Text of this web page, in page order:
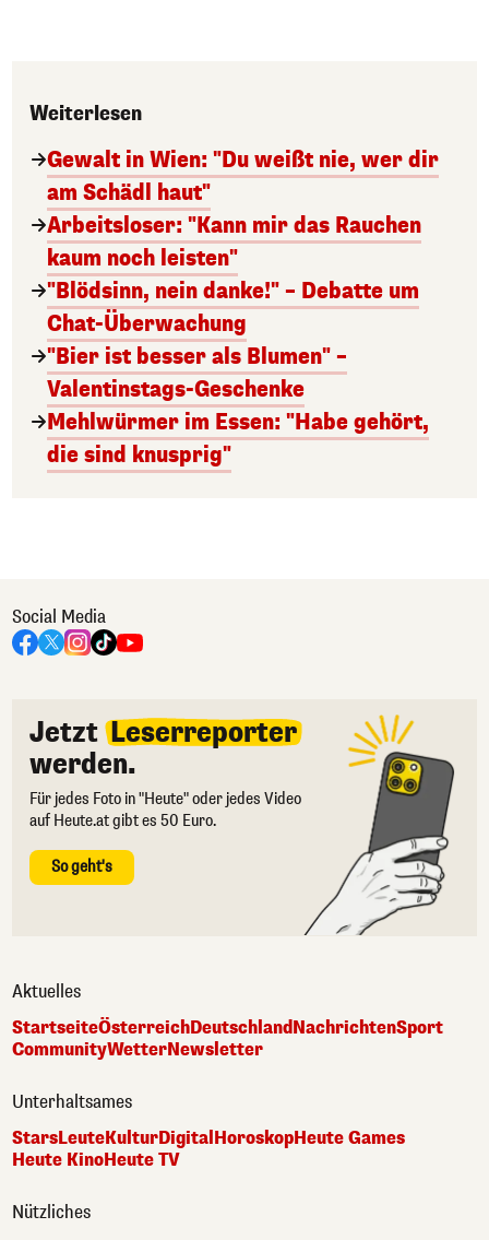
Weiterlesen
Gewalt in Wien: "Du weißt nie, wer dir
am Schädl haut"
Arbeitsloser: "Kann mir das Rauchen
kaum noch leisten"
"Blödsinn, nein danke!" – Debatte um
Chat-Überwachung
"Bier ist besser als Blumen" –
Valentinstags-Geschenke
Mehlwürmer im Essen: "Habe gehört,
die sind knusprig"
Social Media
Jetzt Leserreporter
werden.
Für jedes Foto in "Heute" oder jedes Video
auf Heute.at gibt es 50 Euro.
So geht's
Aktuelles
StartseiteÖsterreichDeutschlandNachrichtenSport
CommunityWetterNewsletter
Unterhaltsames
StarsLeuteKulturDigital HoroskopHeute Games
Heute KinoHeute TV
Nützliches